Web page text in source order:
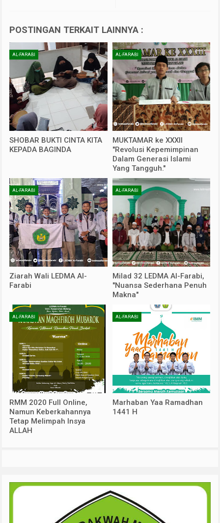
POSTINGAN TERKAIT LAINNYA :
AL-FARABI
SHOBAR BUKTI CINTA KITA
KEPADA BAGINDA
AL-FARABI
MUKTAMAR ke XXXII
"Revolusi Kepemimpinan
Dalam Generasi Islami
Yang Tangguh."
AL-FARABI
Ziarah Wali LEDMA Al-
Farabi
AL-FARABI
Milad 32 LEDMA Al-Farabi,
"Nuansa Sederhana Penuh
Makna"
AL-FARABI
RMM 2020 Full Online,
Namun Keberkahannya
Tetap Melimpah Insya
ALLAH
AL-FARABI
Marhaban Yaa Ramadhan
1441 H